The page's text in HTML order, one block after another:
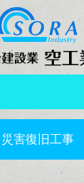
災害復旧工事